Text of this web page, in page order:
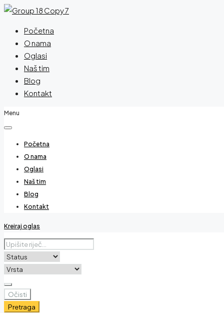
Početna
O nama
Oglasi
Naš tim
Blog
Kontakt
Menu
Početna
O nama
Oglasi
Naš tim
Blog
Kontakt
Kreiraj oglas
Očisti
Pretraga